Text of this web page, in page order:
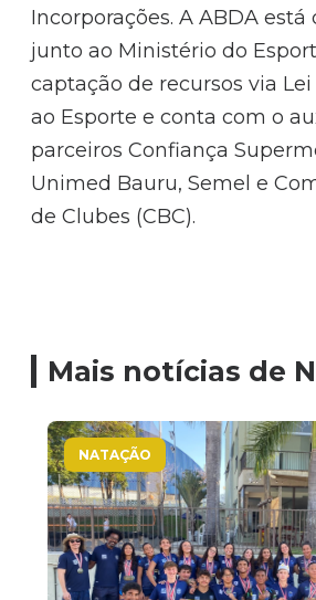
Incorporações. A ABDA está
junto ao Ministério do
captação de recursos via
ao Esporte e conta com o
parceiros Confiança
Unimed Bauru, Semel e
de Clubes (CBC).
Mais notícias de
NATAÇÃO